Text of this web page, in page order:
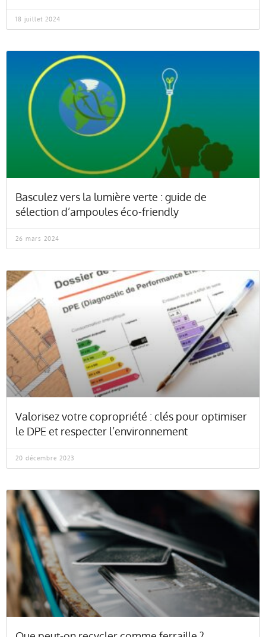
18 juillet 2024
Basculez vers la lumière verte : guide de
sélection d’ampoules éco-friendly
26 mars 2024
Valorisez votre copropriété : clés pour optimiser
le DPE et respecter l’environnement
20 décembre 2023